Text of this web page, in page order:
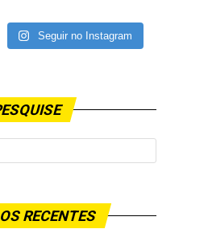
Seguir no Instagram
RECENTES